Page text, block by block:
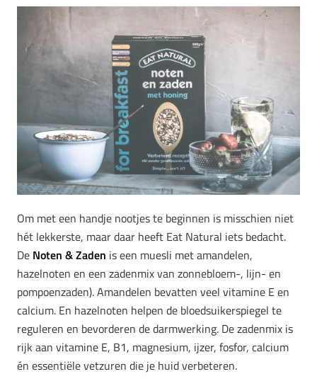
Om met een handje nootjes te beginnen is misschien niet
hét lekkerste, maar daar heeft Eat Natural iets bedacht.
De Noten & Zaden is een muesli met amandelen,
hazelnoten en een zadenmix van zonnebloem-, lijn- en
pompoenzaden). Amandelen bevatten veel vitamine E en
calcium. En hazelnoten helpen de bloedsuikerspiegel te
reguleren en bevorderen de darmwerking. De zadenmix is
rijk aan vitamine E, B1, magnesium, ijzer, fosfor, calcium
én essentiële vetzuren die je huid verbeteren.